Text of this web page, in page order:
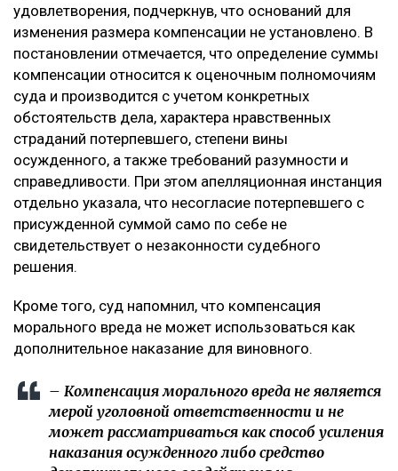
удовлетворения, подчеркнув, что оснований для
изменения размера компенсации не установлено. В
постановлении отмечается, что определение суммы
компенсации относится к оценочным полномочиям
суда и производится с учетом конкретных
обстоятельств дела, характера нравственных
страданий потерпевшего, степени вины
осужденного, а также требований разумности и
справедливости. При этом апелляционная инстанция
отдельно указала, что несогласие потерпевшего с
присужденной суммой само по себе не
свидетельствует о незаконности судебного
решения.
Кроме того, суд напомнил, что компенсация
морального вреда не может использоваться как
дополнительное наказание для виновного.
– Компенсация морального вреда не является
мерой уголовной ответственности и не
может рассматриваться как способ усиления
наказания осужденного либо средство